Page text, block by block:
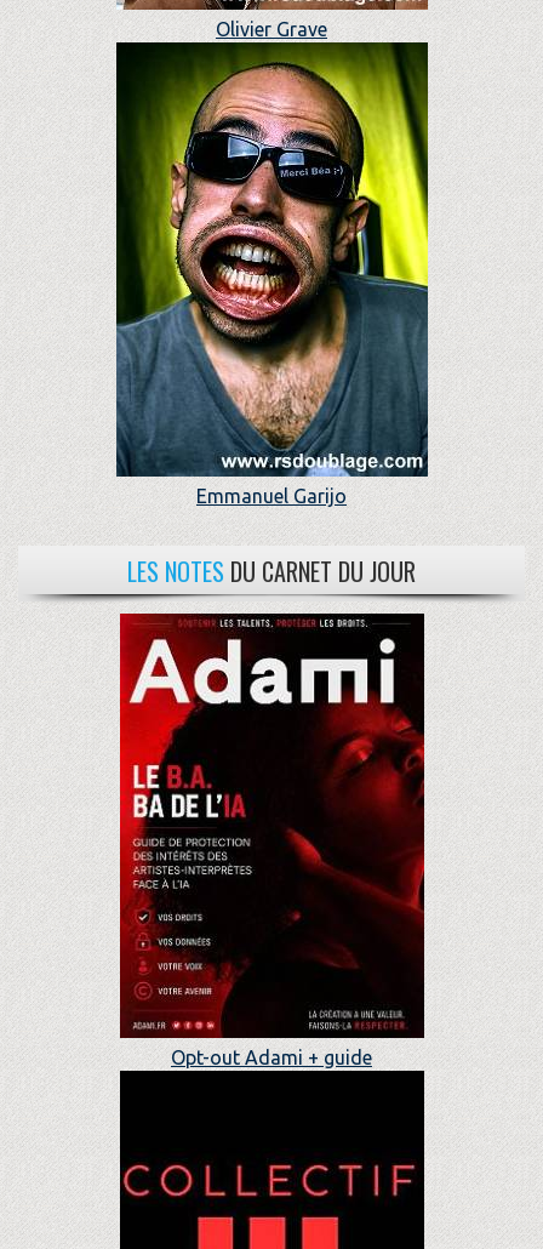
Olivier Grave
Emmanuel Garijo
LES NOTES DU CARNET DU JOUR
Opt-out Adami + guide